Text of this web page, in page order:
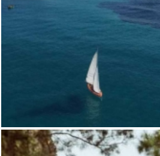
במכמורת ליד הים